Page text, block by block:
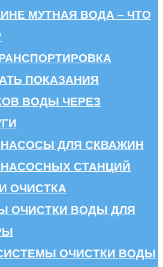
МУТНАЯ ВОДА – ЧТО
ПОКАЗАНИЯ
ВОДЫ ЧЕРЕЗ
ДЛЯ СКВАЖИН
НАСОСНЫХ СТАНЦИЙ
ОЧИСТКА
ОЧИСТКИ ВОДЫ ДЛЯ
ОЧИСТКИ ВОДЫ